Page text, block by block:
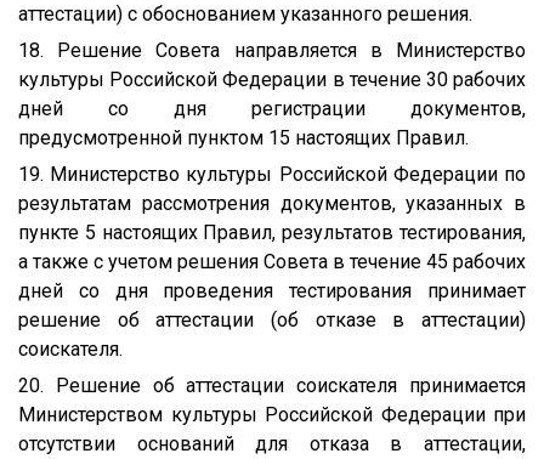
аттестации) с обоснованием указанного решения.
18. Решение Совета направляется в Министерство
культуры Российской Федерации в течение 30 рабочих
дней со дня регистрации документов,
предусмотренной пунктом 15 настоящих Правил.
19. Министерство культуры Российской Федерации по
результатам рассмотрения документов, указанных в
пункте 5 настоящих Правил, результатов тестирования,
а также с учетом решения Совета в течение 45 рабочих
дней со дня проведения тестирования принимает
решение об аттестации (об отказе в аттестации)
соискателя.
20. Решение об аттестации соискателя принимается
Министерством культуры Российской Федерации при
отсутствии оснований для отказа в аттестации,